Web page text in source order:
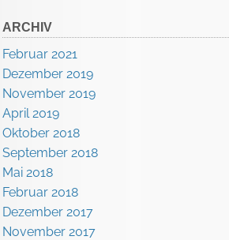
ARCHIV
Februar 2021
Dezember 2019
November 2019
April 2019
Oktober 2018
September 2018
Mai 2018
Februar 2018
Dezember 2017
November 2017